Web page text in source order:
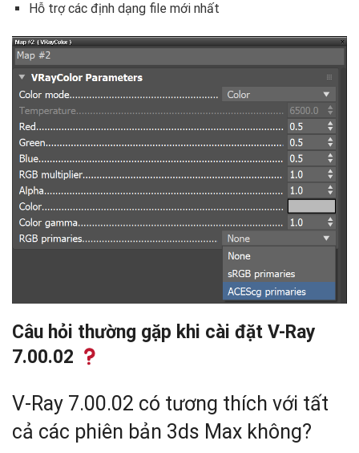
Hỗ trợ các định dạng file mới nhất
Câu hỏi thường gặp khi cài đặt V-Ray
7.00.02
V-Ray 7.00.02 có tương thích với tất
cả các phiên bản 3ds Max không?